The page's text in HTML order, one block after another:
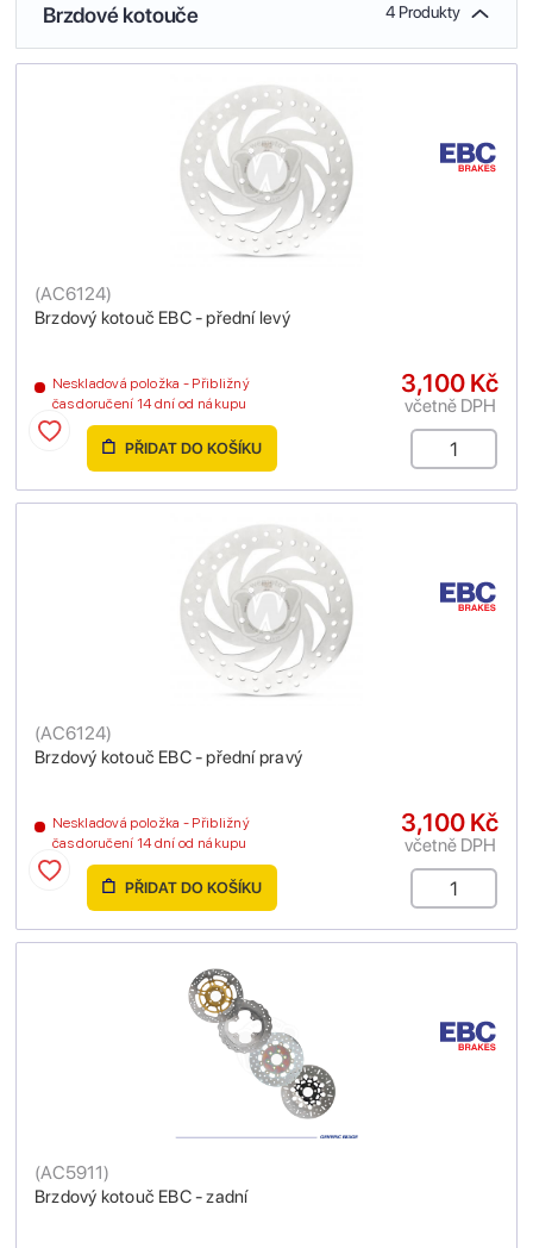
Brzdové kotouče 4 Produkty
Brzdový kotouč EBC - přední levý
(AC6124)
Neskladová položka - Přibližný
čas doručení 14 dní od nákupu
3,100 Kč
včetně DPH
PŘIDAT DO KOŠÍKU
Brzdový kotouč EBC - přední pravý
(AC6124)
Neskladová položka - Přibližný
čas doručení 14 dní od nákupu
3,100 Kč
včetně DPH
PŘIDAT DO KOŠÍKU
Brzdový kotouč EBC - zadní
(AC5911)